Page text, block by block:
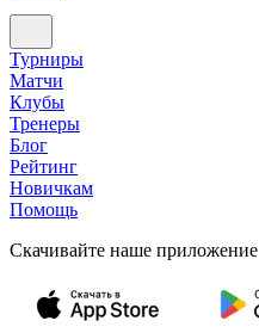
Турниры
Матчи
Клубы
Тренеры
Блог
Рейтинг
Новичкам
Помощь
Скачивайте наше приложение